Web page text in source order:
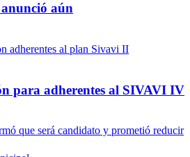
aún
para adherentes al SIVAVI IV